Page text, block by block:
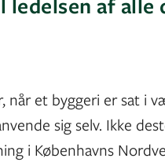
når et byggeri er sat i
sig selv. Ikke
i Københavns